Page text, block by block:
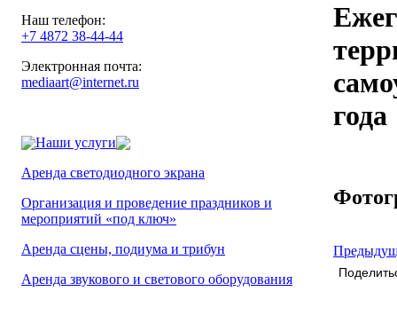
Наш телефон:
+7 4872 38-44-44
Электронная почта:
mediaart@internet.ru
Наши услуги
Аренда светодиодного экрана
Организация и проведение праздников и
мероприятий «под ключ»
Аренда сцены, подиума и трибун
Аренда звукового и светового оборудования
года